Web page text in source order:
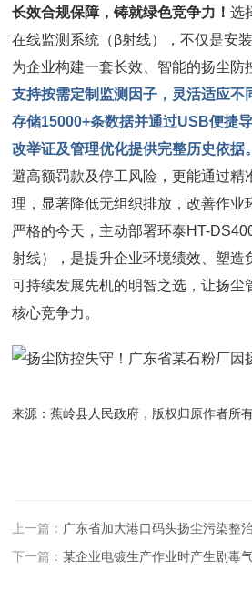
长效合规保障，铸就绿色竞争力！选
在线监测系统（β射线），不仅是安
为企业构建一套长效、智能的扬尘防
支持按需定制监测因子，灵活适应不
存储15000+条数据并通过USB便捷
改举证及管理优化提供完整历史依据
避高额罚款及停工风险，更能通过精
理，显著降低无组织排放，改善作业
严格的今天，主动部署环泰HT-
射线），是提升企业环境绩效、塑造
可持续发展先机的明智之选，让扬尘
核心竞争力。
来源：蕉岭县人民政府 ，版权归原作者所
上一篇： 广东省加大港口码头扬尘污染整
下一篇：某企业电镀生产作业时产生剧毒